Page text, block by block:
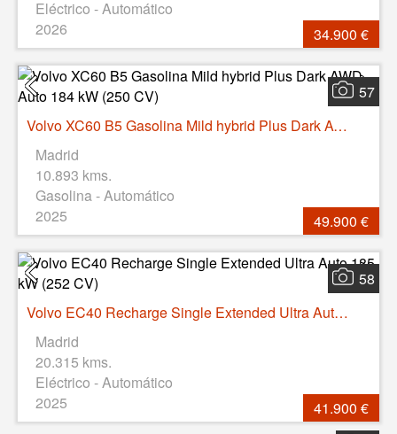
Eléctrico - Automático
2026
34.900 €
57
Volvo XC60 B5 Gasolina Mild hybrid Plus Dark AWD Auto 184 kW (250 CV)
Madrid
10.893 kms.
Gasolina - Automático
2025
49.900 €
58
Volvo EC40 Recharge Single Extended Ultra Auto 185 kW (252 CV)
Madrid
20.315 kms.
Eléctrico - Automático
2025
41.900 €